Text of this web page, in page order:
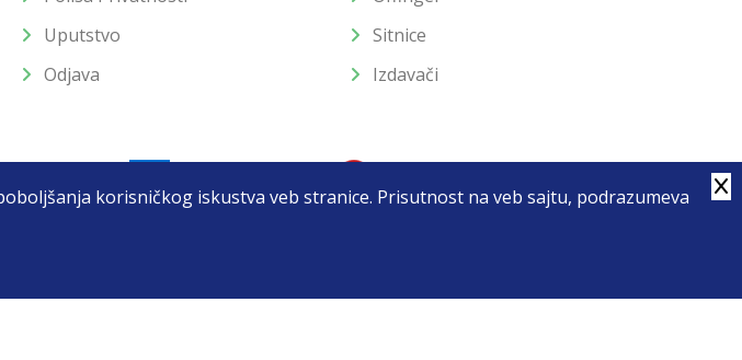
korisničkog iskustva veb stranice. Prisutnost na veb sajtu, podrazumeva
Uputstvo
Odjava
Sitnice
Izdavači